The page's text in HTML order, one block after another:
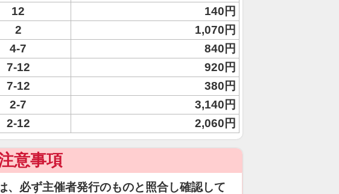
12
140円
2
1,070円
4-7
840円
7-12 920円
7-12
380円
2-7
3,140円
2-12
2,060円
意事項
、必ず主催者発行のものと照合し確認して